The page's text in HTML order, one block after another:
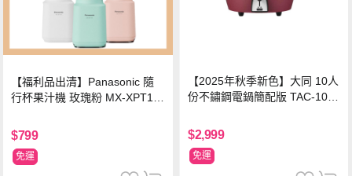
【福利品出清】Panasonic 隨
行杯果汁機 玫瑰粉 MX-XPT10
$799
免運
【2025年秋季新色】大同 10人
份不鏽鋼電鍋簡配版 TAC-10L-
$2,999
免運